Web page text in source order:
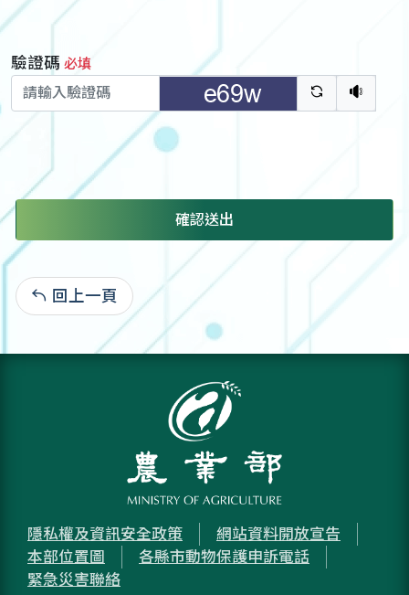
驗證碼 必填
驗證碼重新
聽語
確認送出
回上一頁
隱私權及資訊安全政策
網站資料開放宣告
本部位置圖
各縣市動物保護申訴電話
緊急災害聯絡